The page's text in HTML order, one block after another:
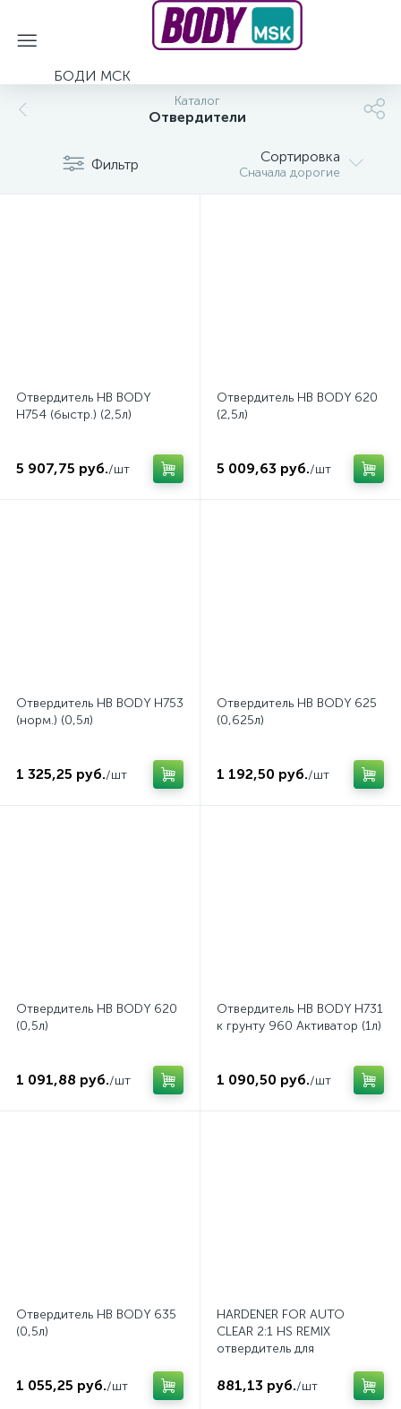
БОДИ МСК
Каталог
Отвердители
Фильтр Сортировка
Сначала дорогие
Отвердитель HB BODY
H754 (быстр.) (2,5л)
5 907,75 руб./шт
Отвердитель HB BODY 620
(2,5л)
5 009,63 руб./шт
Отвердитель HB BODY H753
(норм.) (0,5л)
1 325,25 руб./шт
Отвердитель HB BODY 625
(0,625л)
1 192,50 руб./шт
Отвердитель HB BODY 620
(0,5л)
1 091,88 руб./шт
Отвердитель HB BODY H731
к грунту 960 Активатор (1л)
1 090,50 руб./шт
Отвердитель HB BODY 635
(0,5л)
1 055,25 руб./шт
HARDENER FOR AUTO
CLEAR 2:1 HS REMIX
отвердитель для
881,13 руб./шт